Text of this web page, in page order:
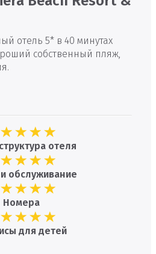
отель 5* в 40 минутах
собственный пляж,
отеля
обслуживание
Номера
для детей